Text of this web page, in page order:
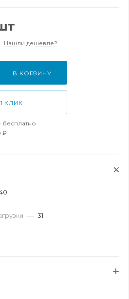
Нашли дешевле?
В КОРЗИНУ
КЛИК
бесплатно
₽
— 31